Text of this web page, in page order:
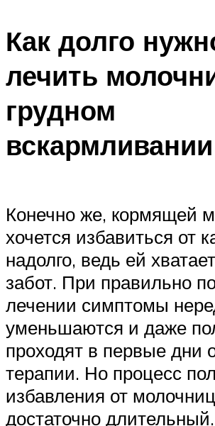
Как долго
лечить
грудном
вскармливании
Конечно же, кормящей
хочется избавиться от
надолго, ведь ей
забот. При правильно
лечении симптомы
уменьшаются и даже
проходят в первые дни
терапии. Но процесс
избавления от
достаточно